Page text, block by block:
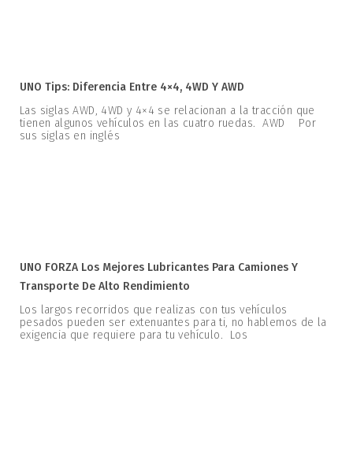
UNO Tips: Diferencia Entre 4×4, 4WD Y AWD
Las siglas AWD, 4WD y 4×4 se relacionan a la tracción que
tienen algunos vehículos en las cuatro ruedas. AWD Por
sus siglas en inglés
UNO FORZA Los Mejores Lubricantes Para Camiones Y
Transporte De Alto Rendimiento
Los largos recorridos que realizas con tus vehículos
pesados pueden ser extenuantes para ti, no hablemos de la
exigencia que requiere para tu vehículo. Los